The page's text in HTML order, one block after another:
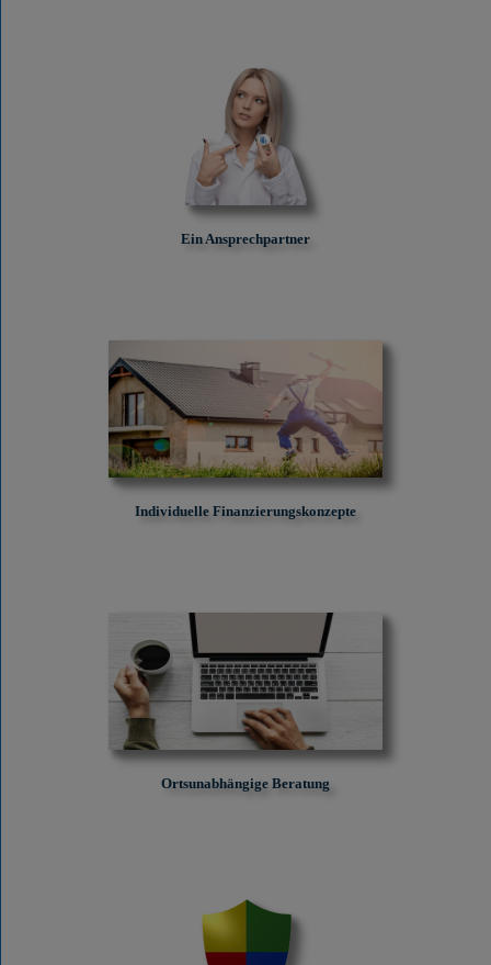
Ein Ansprechpartner
Individuelle Finanzierungskonzepte
Ortsunabhängige Beratung